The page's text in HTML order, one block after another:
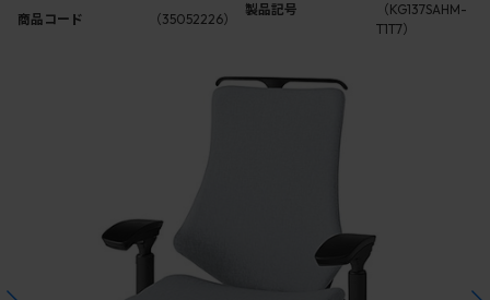
商品コード （35052226）
製品記号
（KG137SAHM-
T1T7）